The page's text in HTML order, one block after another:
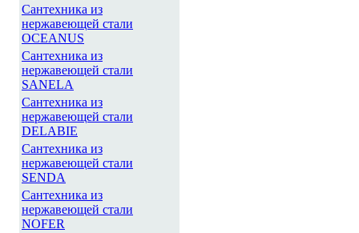
Сантехника из
нержавеющей стали
OCEANUS
Сантехника из
нержавеющей стали
SANELA
Сантехника из
нержавеющей стали
DELABIE
Сантехника из
нержавеющей стали
SENDA
Сантехника из
нержавеющей стали
NOFER